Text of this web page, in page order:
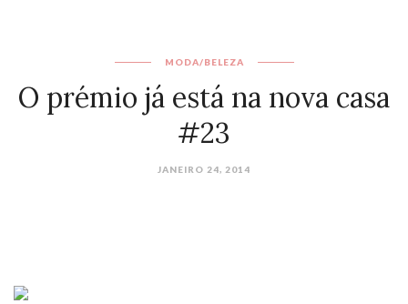
MODA/BELEZA
O prémio já está na nova casa
#23
JANEIRO 24, 2014